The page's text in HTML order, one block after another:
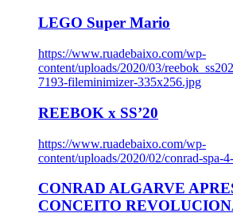
LEGO Super Mario
https://www.ruadebaixo.com/wp-
content/uploads/2020/03/
7193-fileminimizer-335x256.jpg
REEBOK x SS’20
https://www.ruadebaixo.com/wp-
content/uploads/2020/02/conrad-spa-
CONRAD ALGARVE
CONCEITO